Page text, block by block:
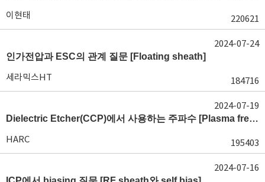
이현태 220621
인가전압과 ESC의 관계 질문 [Floating sheath]
세라믹스HT 184716
2024-07-24
Dielectric Etcher(CCP)에서 사용하는 주파수 [Plasma frequency 및 RF sheath]
HARC 195403
2024-07-19
2024-07-16